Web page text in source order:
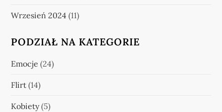
Wrzesień 2024 (11)
PODZIAŁ NA KATEGORIE
Emocje (24)
Flirt (14)
Kobiety(5)